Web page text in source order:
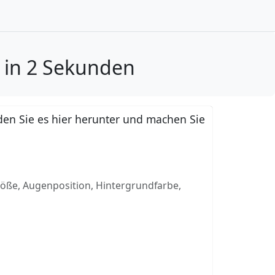
2 Sekunden
Sie es hier herunter und machen Sie
Augenposition, Hintergrundfarbe,